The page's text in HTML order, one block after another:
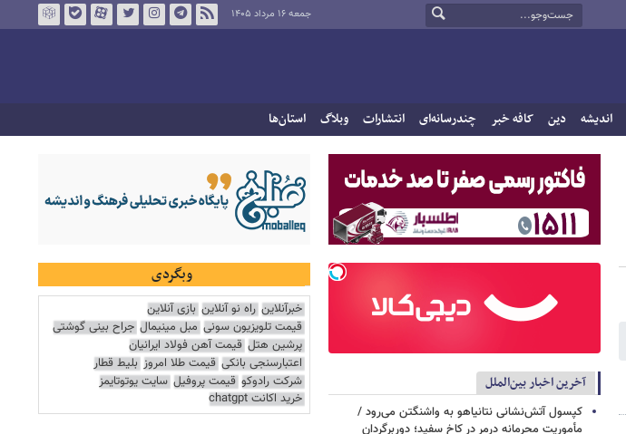
جمعه ۱۶ مرداد ۱۴۰۵
اندیشه دین کافه خبر چندرسانه‌ای انتشارات وبلاگ استان‌ها
آخرین اخبار بین‌الملل
کپسول آتش‌نشانی نتانیاهو به واشنگتن می‌رود /
مأموریت محرمانه درمر در کاخ سفید؛ دوربرگردان
وبگردی
خبرآنلاین راه نو آنلاین بازی آنلاین
قیمت تلویزیون سونی مبل مینیمال جراح بینی گوشتی
پرشین هتل قیمت آهن فولاد ایرانیان
اعتبارسنجی بانکی قیمت طلا امروز بلیط قطار
شرکت رادوکو قیمت پروفیل سایت یوتوتایمز
خرید اکانت chatgpt